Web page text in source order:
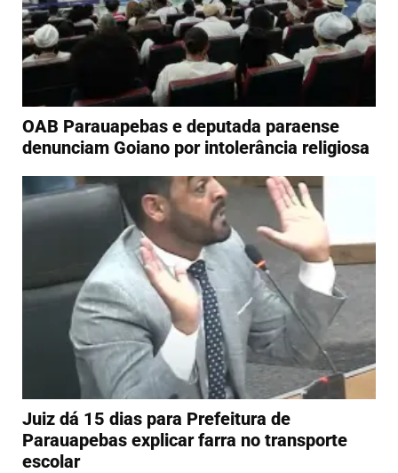
OAB Parauapebas e deputada paraense
denunciam Goiano por intolerância religiosa
Juiz dá 15 dias para Prefeitura de
Parauapebas explicar farra no transporte
escolar